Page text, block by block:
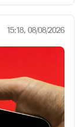
15:18, 08/08/2026